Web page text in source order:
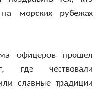
морских рубежах
офицеров прошел
где чествовали
славные традиции